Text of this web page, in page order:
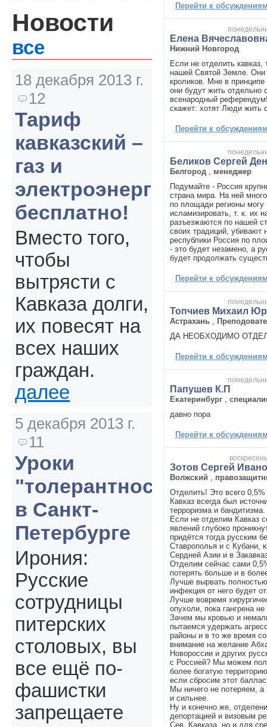
Перейти к
Елена
Нижний Новгород
Если не отделить кавказ,
нашей Святой Земле.
кроликов. Мне в
они будут жить отдельно
всенародный
скажет: хотят Люди жить
Перейти к
Беликов Сергей
Белгород
менеджер
Подумайте - Россия
страна мира. На ней
по площади регионы могу
исламизировать, т. к. их
разъезжаются по нашей
своих традиций, убивают
республики Россия по
- это будет незамено, а
будет продолжать
Перейти к
Топчиев Михаил
Астрахань
ДА НЕОБХОДИМО
Перейти к
Папушев К.П
Екатеринбург
давно пора
Перейти к
Зотов Сергей
Волжский
Отделить! Это всего 0,5%
Кавказ всегда был
терроризма и бандитизма.
Если не отделим Кавказ
явлений глубоко
придётся тогда русским
Ставрополья и с Кубани,
Сердней Азии и в
Отделим сейчас сами
потерять больше и в
Лучше вырвать
инфекция от него будет
Лучше вовремя
опухоли, пока гангрена
Зачем мы кровью и
пытаемся удержать
районы и в то же время
внимание на желание
Новороссии и других
с Россией? Мы можем
более богатую
если сбросим этот
Мы ничего не потеряем, а
и сильнее.
Ну и конечно же,
депортацией и визовым
Сев. Кавказа, но и для
Новости
все
18 декабря 2013 г.
12
Тариф
кавказский –
газ и
электроэнергия
бесплатно!
Вместо того,
чтобы
вытрясти с
Кавказа долги,
их повесят на
всех наших
граждан.
далее
5 декабря 2013 г.
11
Уроки
"толерантности"
в Санкт-
Петербурге
Ирония:
Русские
сотрудницы
питерских
столовых, вы
все ещё по-
фашистки
запрещаете